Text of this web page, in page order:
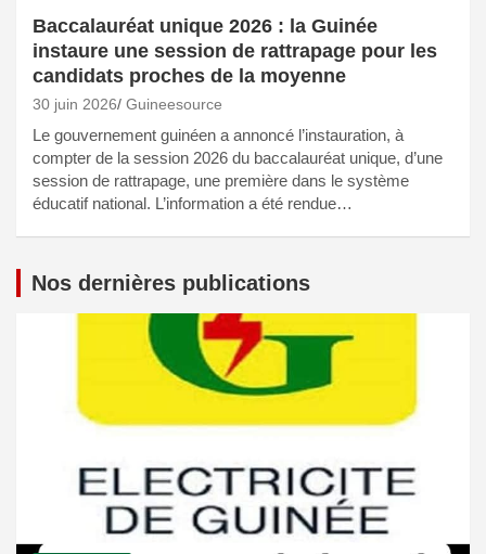
Baccalauréat unique 2026 : la Guinée
instaure une session de rattrapage pour les
candidats proches de la moyenne
30 juin 2026 Guineesource
Le gouvernement guinéen a annoncé l’instauration, à
compter de la session 2026 du baccalauréat unique, d’une
session de rattrapage, une première dans le système
éducatif national. L’information a été rendue…
Nos dernières publications